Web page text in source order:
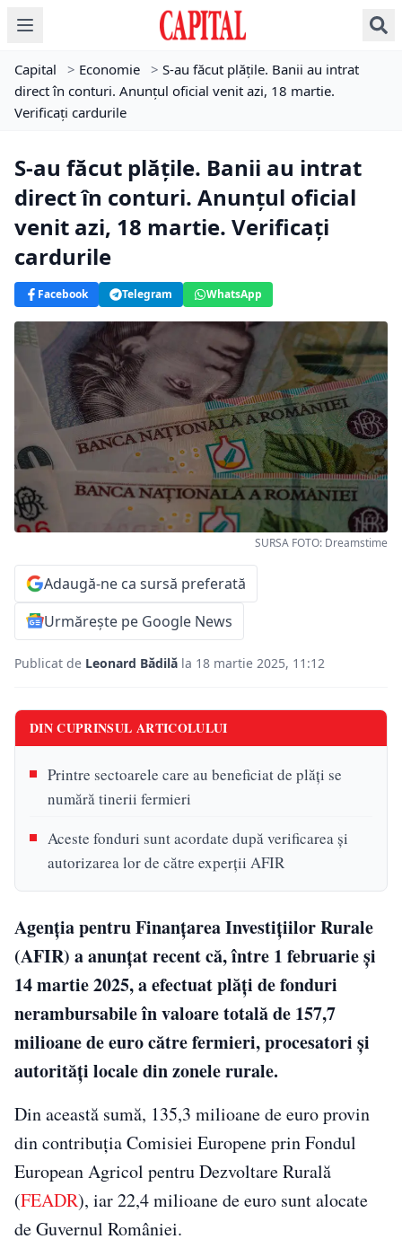
Capital > Economie > S-au făcut plățile. Banii au intrat
direct în conturi. Anunțul oficial venit azi, 18 martie.
Verificați cardurile
S-au făcut plățile. Banii au intrat
direct în conturi. Anunțul oficial
venit azi, 18 martie. Verificați
cardurile
Facebook Telegram WhatsApp
SURSA FOTO: Dreamstime
Adaugă-ne ca sursă preferată
Urmărește pe Google News
Publicat de Leonard Bădilă la 18 martie 2025, 11:12
DIN CUPRINSUL ARTICOLULUI
Printre sectoarele care au beneficiat de plăți se
numără tinerii fermieri
Aceste fonduri sunt acordate după verificarea și
autorizarea lor de către experții AFIR
Agenţia pentru Finanţarea Investiţiilor Rurale
(AFIR) a anunţat recent că, între 1 februarie și
14 martie 2025, a efectuat plăți de fonduri
nerambursabile în valoare totală de 157,7
milioane de euro către fermieri, procesatori și
autorități locale din zonele rurale.
Din această sumă, 135,3 milioane de euro provin
din contribuția Comisiei Europene prin Fondul
European Agricol pentru Dezvoltare Rurală
(FEADR), iar 22,4 milioane de euro sunt alocate
de Guvernul României.